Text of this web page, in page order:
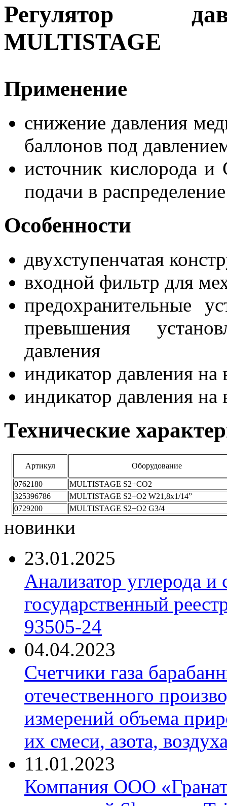
Регулятор
MULTISTAGE
Применение
снижение давления
баллонов под
источник кислорода
подачи в распределение
Особенности
двухступенчатая
входной фильтр для
предохранительные
превышения
давления
индикатор давления на
индикатор давления на
Технические
Артикул Оборудование
0762180
MULTISTAGE S2+CO2
325396786
MULTISTAGE S2+O2 W21,8x1/14”
0729200
MULTISTAGE S2+O2 G3/4
новинки
23.01.2025
Анализатор углерода
государственный
93505-24
04.04.2023
Счетчики газа
отечественного
измерений объема
их смеси, азота,
11.01.2023
Компания ООО